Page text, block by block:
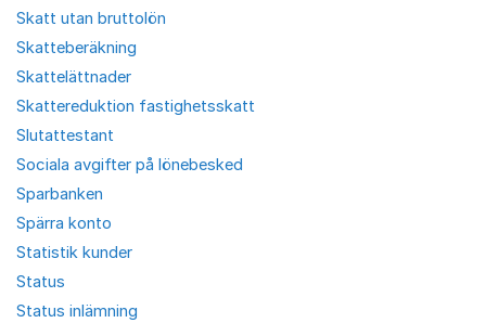
Skatt utan bruttolön
Skatteberäkning
Skattelättnader
Skattereduktion fastighetsskatt
Slutattestant
Sociala avgifter på lönebesked
Sparbanken
Spärra konto
Statistik kunder
Status
Status inlämning